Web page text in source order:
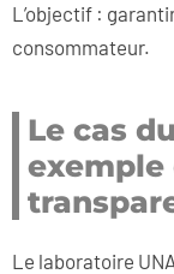
L’objectif :
consommateur.
Le cas
exemple
Le laboratoire